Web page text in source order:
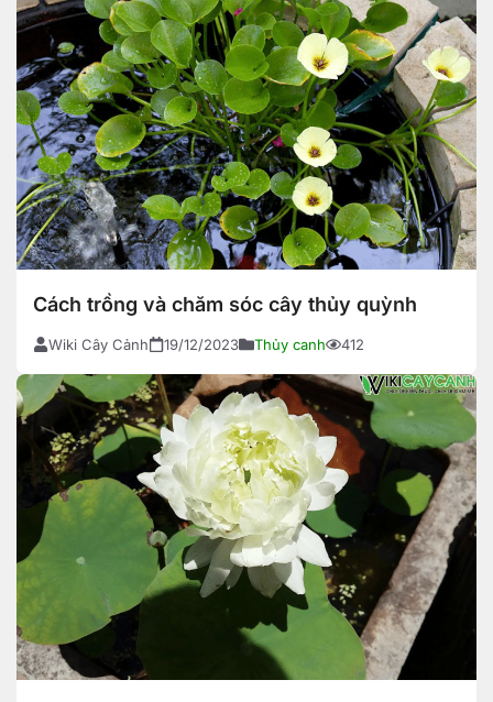
Cách trồng và chăm sóc cây thủy quỳnh
Wiki Cây Cảnh 19/12/2023 Thủy canh 412